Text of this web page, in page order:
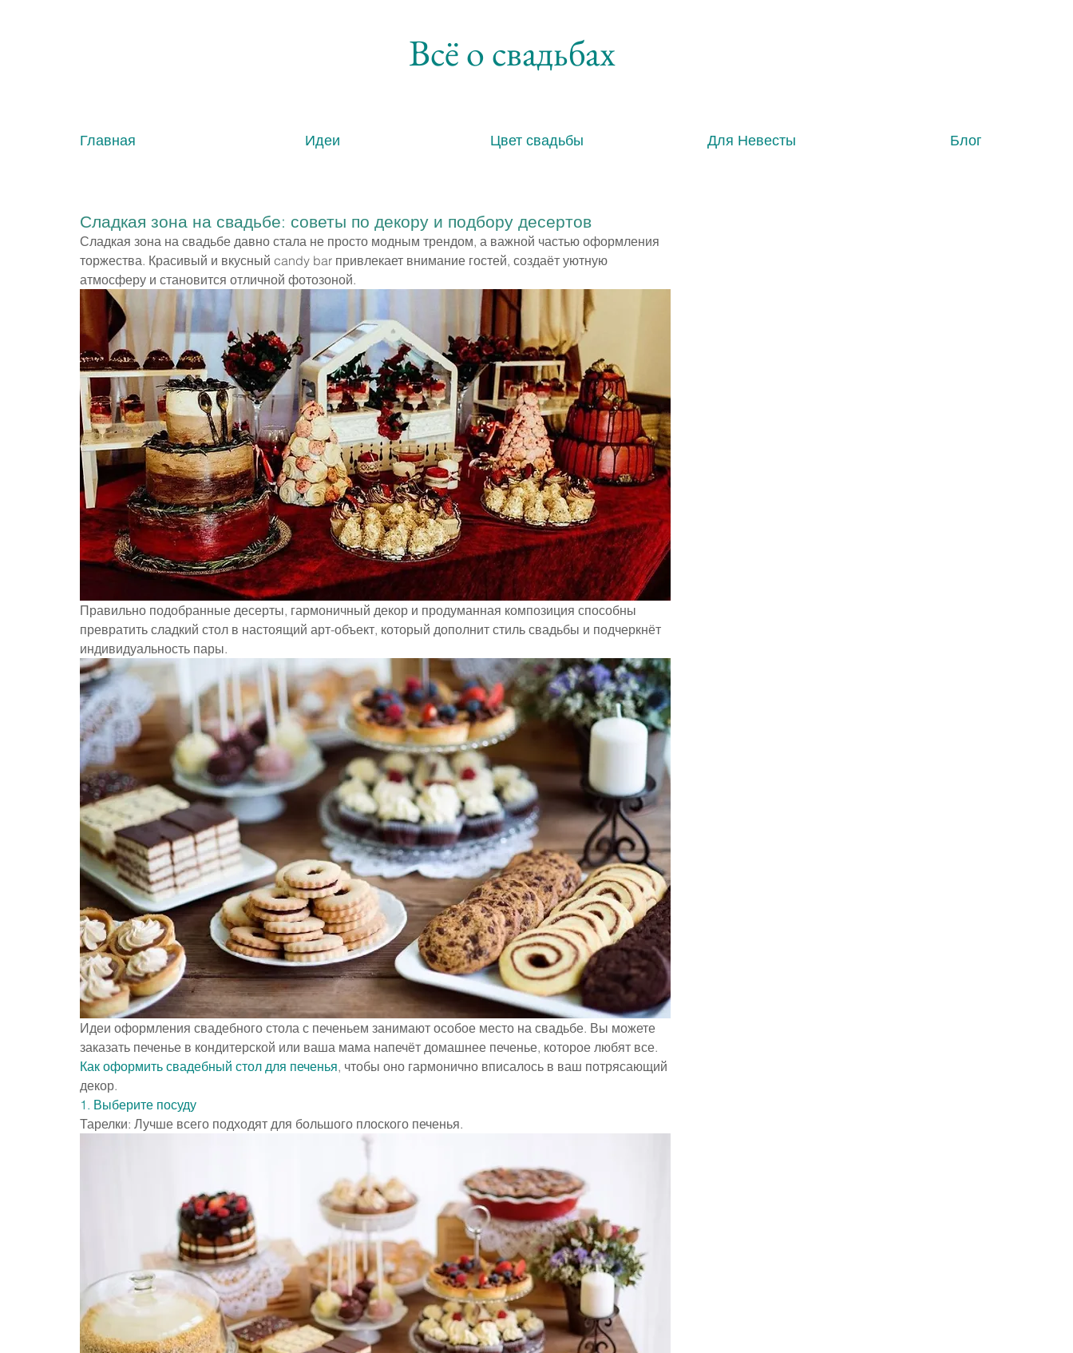
Всё о свадьбах
Главная Идеи Цвет свадьбы Для Невесты Блог
Сладкая зона на свадьбе: советы по декору и подбору десертов
Сладкая зона на свадьбе давно стала не просто модным трендом, а важной частью оформления
торжества. Красивый и вкусный candy bar привлекает внимание гостей, создаёт уютную
атмосферу и становится отличной фотозоной.
Правильно подобранные десерты, гармоничный декор и продуманная композиция способны
превратить сладкий стол в настоящий арт-объект, который дополнит стиль свадьбы и подчеркнёт
индивидуальность пары.
Идеи оформления свадебного стола с печеньем занимают особое место на свадьбе. Вы можете
заказать печенье в кондитерской или ваша мама напечёт домашнее печенье, которое любят все.
Как оформить свадебный стол для печенья, чтобы оно гармонично вписалось в ваш потрясающий
декор.
1. Выберите посуду
Тарелки: Лучше всего подходят для большого плоского печенья.